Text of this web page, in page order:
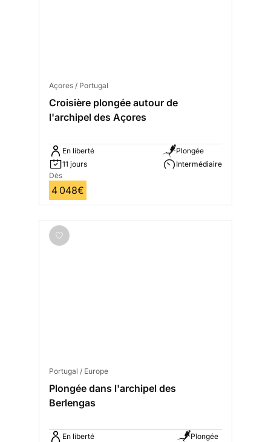
Açores / Portugal
Croisière plongée autour de
l'archipel des Açores
En liberté
11 jours
Plongée
Intermédiaire
Dès
4 048€
Portugal / Europe
Plongée dans l'archipel des
Berlengas
En liberté
Plongée